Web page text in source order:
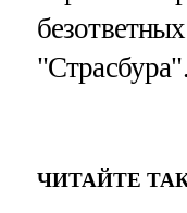
"Страсбура".
ЧИТАЙТЕ